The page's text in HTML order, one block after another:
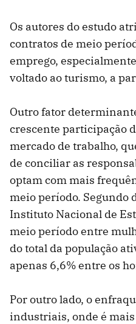
Os autores do estudo
contratos de meio
emprego,
voltado ao turismo, a
Outro fator
crescente participação
mercado de trabalho,
de conciliar as
optam com mais
meio período. Segundo
Instituto Nacional de
meio período entre
do total da população
apenas 6,6% entre os
Por outro lado, o
industriais, onde é